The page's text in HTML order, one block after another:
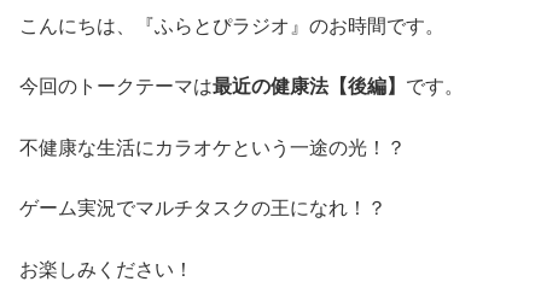
こんにちは、『ふらとぴラジオ』のお時間です。
今回のトークテーマは最近の健康法【後編】 です。
不健康な生活にカラオケという一途の光！？
ゲーム実況でマルチタスクの王になれ！？
お楽しみください！